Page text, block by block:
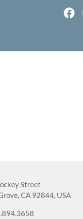
Street
CA 92844, USA